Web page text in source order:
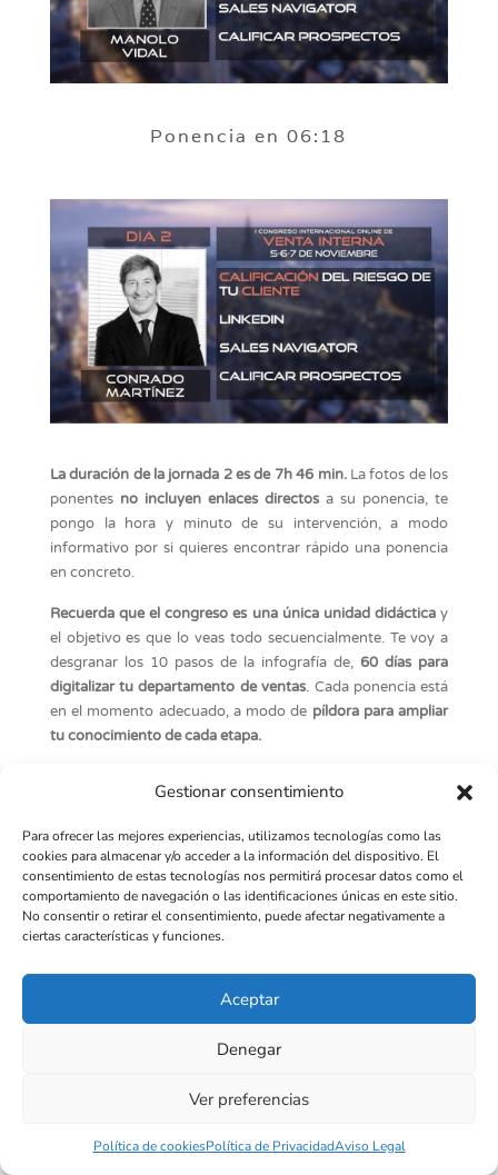
Gestionar consentimiento
Para ofrecer las mejores experiencias, utilizamos tecnologías como las
cookies para almacenar y/o acceder a la información del dispositivo. El
consentimiento de estas tecnologías nos permitirá procesar datos como el
comportamiento de navegación o las identificaciones únicas en este sitio.
No consentir o retirar el consentimiento, puede afectar negativamente a
ciertas características y funciones.
Aceptar
Denegar
Ver preferencias
Política de cookiesPolítica de PrivacidadAviso Legal
Ponencia en 06:18
La duración de la jornada 2 es de 7h 46 min.La fotos de los
ponentes no incluyen enlaces directosa su ponencia, te
pongo la hora y minuto de su intervención, a modo
informativo por si quieres encontrar rápido una ponencia
en concreto.
Recuerda que el congreso es una única unidad didáctica y
el objetivo es que lo veas todo secuencialmente. Te voy a
desgranar los 10 pasos de la infografía de,60 días para
digitalizar tu departamento de ventas. Cada ponencia está
en el momento adecuado, a modo de píldora para ampliar
tu conocimiento de cada etapa.
Ponencia en 06:50